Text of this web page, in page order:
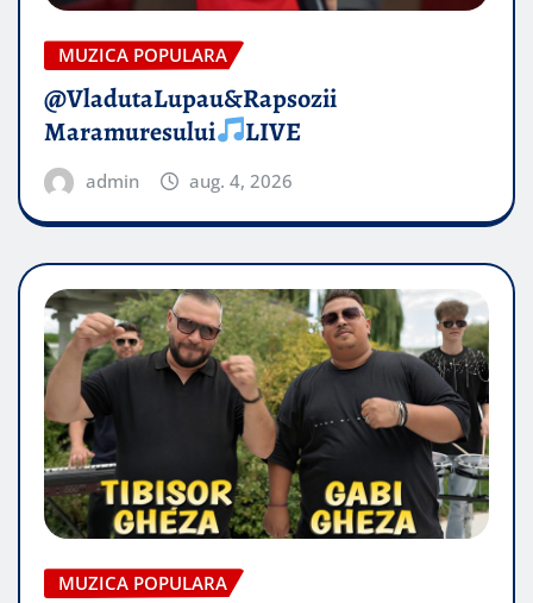
MUZICA POPULARA
@VladutaLupau&Rapsozii
Maramuresului
LIVE
admin aug. 4, 2026
MUZICA POPULARA